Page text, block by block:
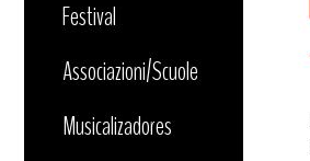
Festival
Associazioni/Scuole
Musicalizadores